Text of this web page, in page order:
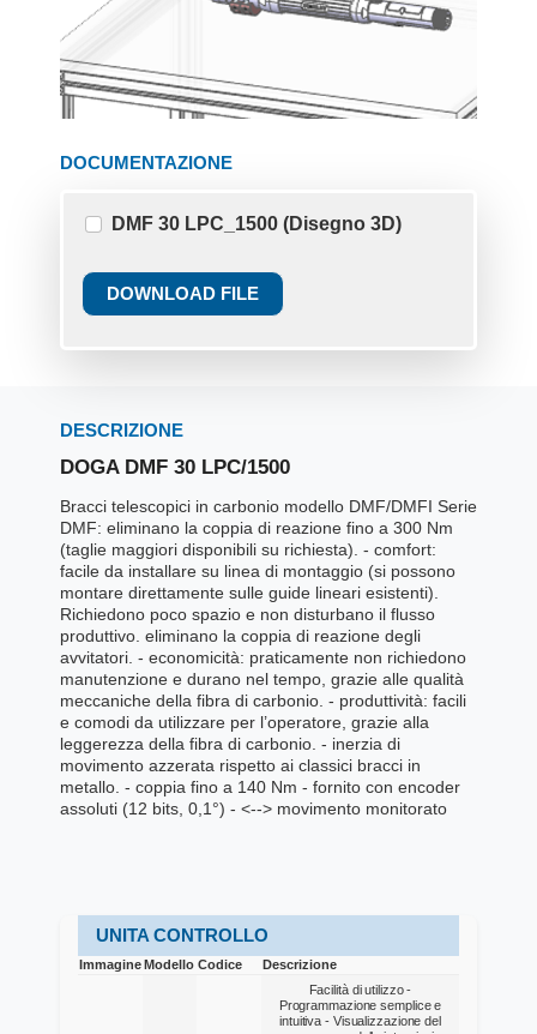
DOCUMENTAZIONE
DMF 30 LPC_1500 (Disegno 3D)
DOWNLOAD FILE
DESCRIZIONE
DOGA DMF 30 LPC/1500
Bracci telescopici in carbonio modello DMF/DMFI Serie
DMF: eliminano la coppia di reazione fino a 300 Nm
(taglie maggiori disponibili su richiesta). - comfort:
facile da installare su linea di montaggio (si possono
montare direttamente sulle guide lineari esistenti).
Richiedono poco spazio e non disturbano il flusso
produttivo. eliminano la coppia di reazione degli
avvitatori. - economicità: praticamente non richiedono
manutenzione e durano nel tempo, grazie alle qualità
meccaniche della fibra di carbonio. - produttività: facili
e comodi da utilizzare per l’operatore, grazie alla
leggerezza della fibra di carbonio. - inerzia di
movimento azzerata rispetto ai classici bracci in
metallo. - coppia fino a 140 Nm - fornito con encoder
assoluti (12 bits, 0,1°) - <--> movimento monitorato
UNITA CONTROLLO
Immagine Modello Codice
Descrizione
Facilità di utilizzo -
Programmazione semplice e
intuitiva - Visualizzazione del